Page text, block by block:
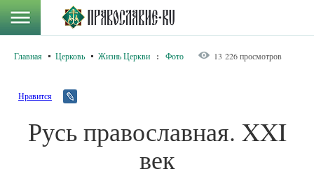
Главная Церковь Жизнь Церкви : Фото 13 226 просмотров
Нравится
Русь православная. XXI
век